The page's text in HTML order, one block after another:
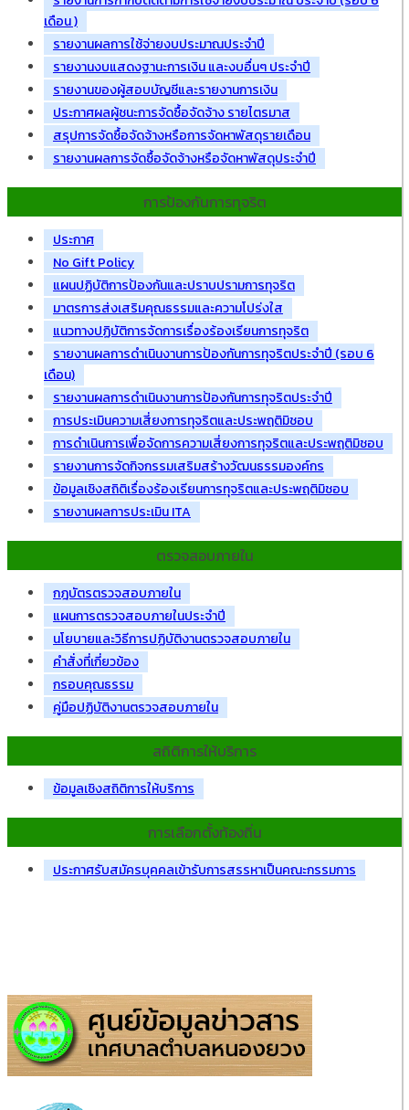
เดือน )
รายงานผลการใช้จ่ายงบประมาณประจำปี
รายงานงบแสดงฐานะการเงิน และงบอื่นๆ ประจำปี
รายงานของผู้สอบบัญชีและรายงานการเงิน
ประกาศผลผู้ชนะการจัดซื้อจัดจ้าง รายไตรมาส
สรุปการจัดซื้อจัดจ้างหรือการจัดหาพัสดุรายเดือน
รายงานผลการจัดซื้อจัดจ้างหรือจัดหาพัสดุประจำปี
การป้องกันการทุจริต
ประกาศ
No Gift Policy
แผนปฏิบัติการป้องกันและปราบปรามการทุจริต
มาตรการส่งเสริมคุณธรรมและความโปร่งใส
แนวทางปฏิบัติการจัดการเรื่องร้องเรียนการทุจริต
รายงานผลการดำเนินงานการป้องกันการทุจริตประจำปี (รอบ 6
เดือน)
รายงานผลการดำเนินงานการป้องกันการทุจริตประจำปี
การประเมินความเสี่ยงการทุจริตและประพฤติมิชอบ
การดำเนินการเพื่อจัดการความเสี่ยงการทุจริตและประพฤติมิชอบ
รายงานการจัดกิจกรรมเสริมสร้างวัฒนธรรมองค์กร
ข้อมูลเชิงสถิติเรื่องร้องเรียนการทุจริตและประพฤติมิชอบ
รายงานผลการประเมิน ITA
ตรวจสอบภายใน
กฎบัตรตรวจสอบภายใน
แผนการตรวจสอบภายในประจำปี
นโยบายและวิธีการปฏิบัติงานตรวจสอบภายใน
คำสั่งที่เกี่ยวข้อง
กรอบคุณธรรม
คู่มือปฏิบัติงานตรวจสอบภายใน
สถิติการให้บริการ
ข้อมูลเชิงสถิติการให้บริการ
การเลือกตั้งท้องถิ่น
ประกาศรับสมัครบุคคลเข้ารับการสรรหาเป็นคณะกรรมการ